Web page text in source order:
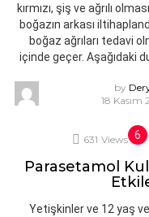
kırmızı, şiş ve ağrılı
boğazın arkası
boğaz ağrıları tedavi
içinde geçer. Aşağıdaki
by
18 Kasım
631 Views
Parasetamol
Yetişkinler ve 12 yaş